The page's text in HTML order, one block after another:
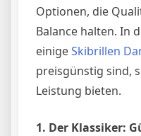
Optionen, die
Balance halten. In
einigeSkibrillen
preisgünstig sind,
Leistung bieten.
1. Der Klassiker: